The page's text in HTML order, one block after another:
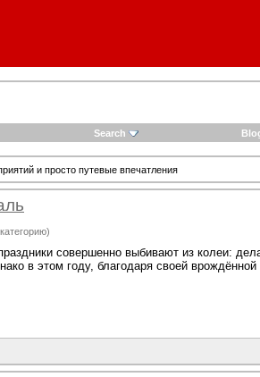
Search
и просто путевые впечатления
совершенно выбивают из колеи:
в этом году, благодаря своей врождённой